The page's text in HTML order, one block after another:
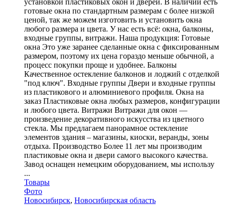
готовые окна по стандартным размерам с более низкой
ценой, так же можем изготовить и установить окна
любого размера и цвета. У нас есть всё: окна, балконы,
входные группы, витражи. Наша продукция: Готовые
окна Это уже заранее сделанные окна с фиксированным
размером, поэтому их цена гораздо меньше обычной, а
процесс покупки проще и удобнее. Балконы
Качественное остекление балконов и лоджий с отделкой
"под ключ". Входные группы Двери и входные группы
из пластикового и алюминиевого профиля. Окна на
заказ Пластиковые окна любых размеров, конфигурации
и любого цвета. Витражи Витражи для окон —
произведение декоративного искусства из цветного
стекла. Мы предлагаем панорамное остекление
элементов здания – магазины, киоски, веранды, зоны
отдыха. Производство Более 11 лет мы производим
пластиковые окна и двери самого высокого качества.
Завод оснащен немецким оборудованием, мы использу
...
Товары
Фото
Новосибирск, Новосибирская область